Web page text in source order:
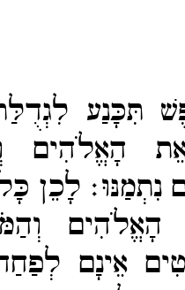
תִּכָּנַע
הָאֱלֹהִים
נִתְמַנּוּ׃ לָכֵן
הָאֱלֹהִים
אֵינָם